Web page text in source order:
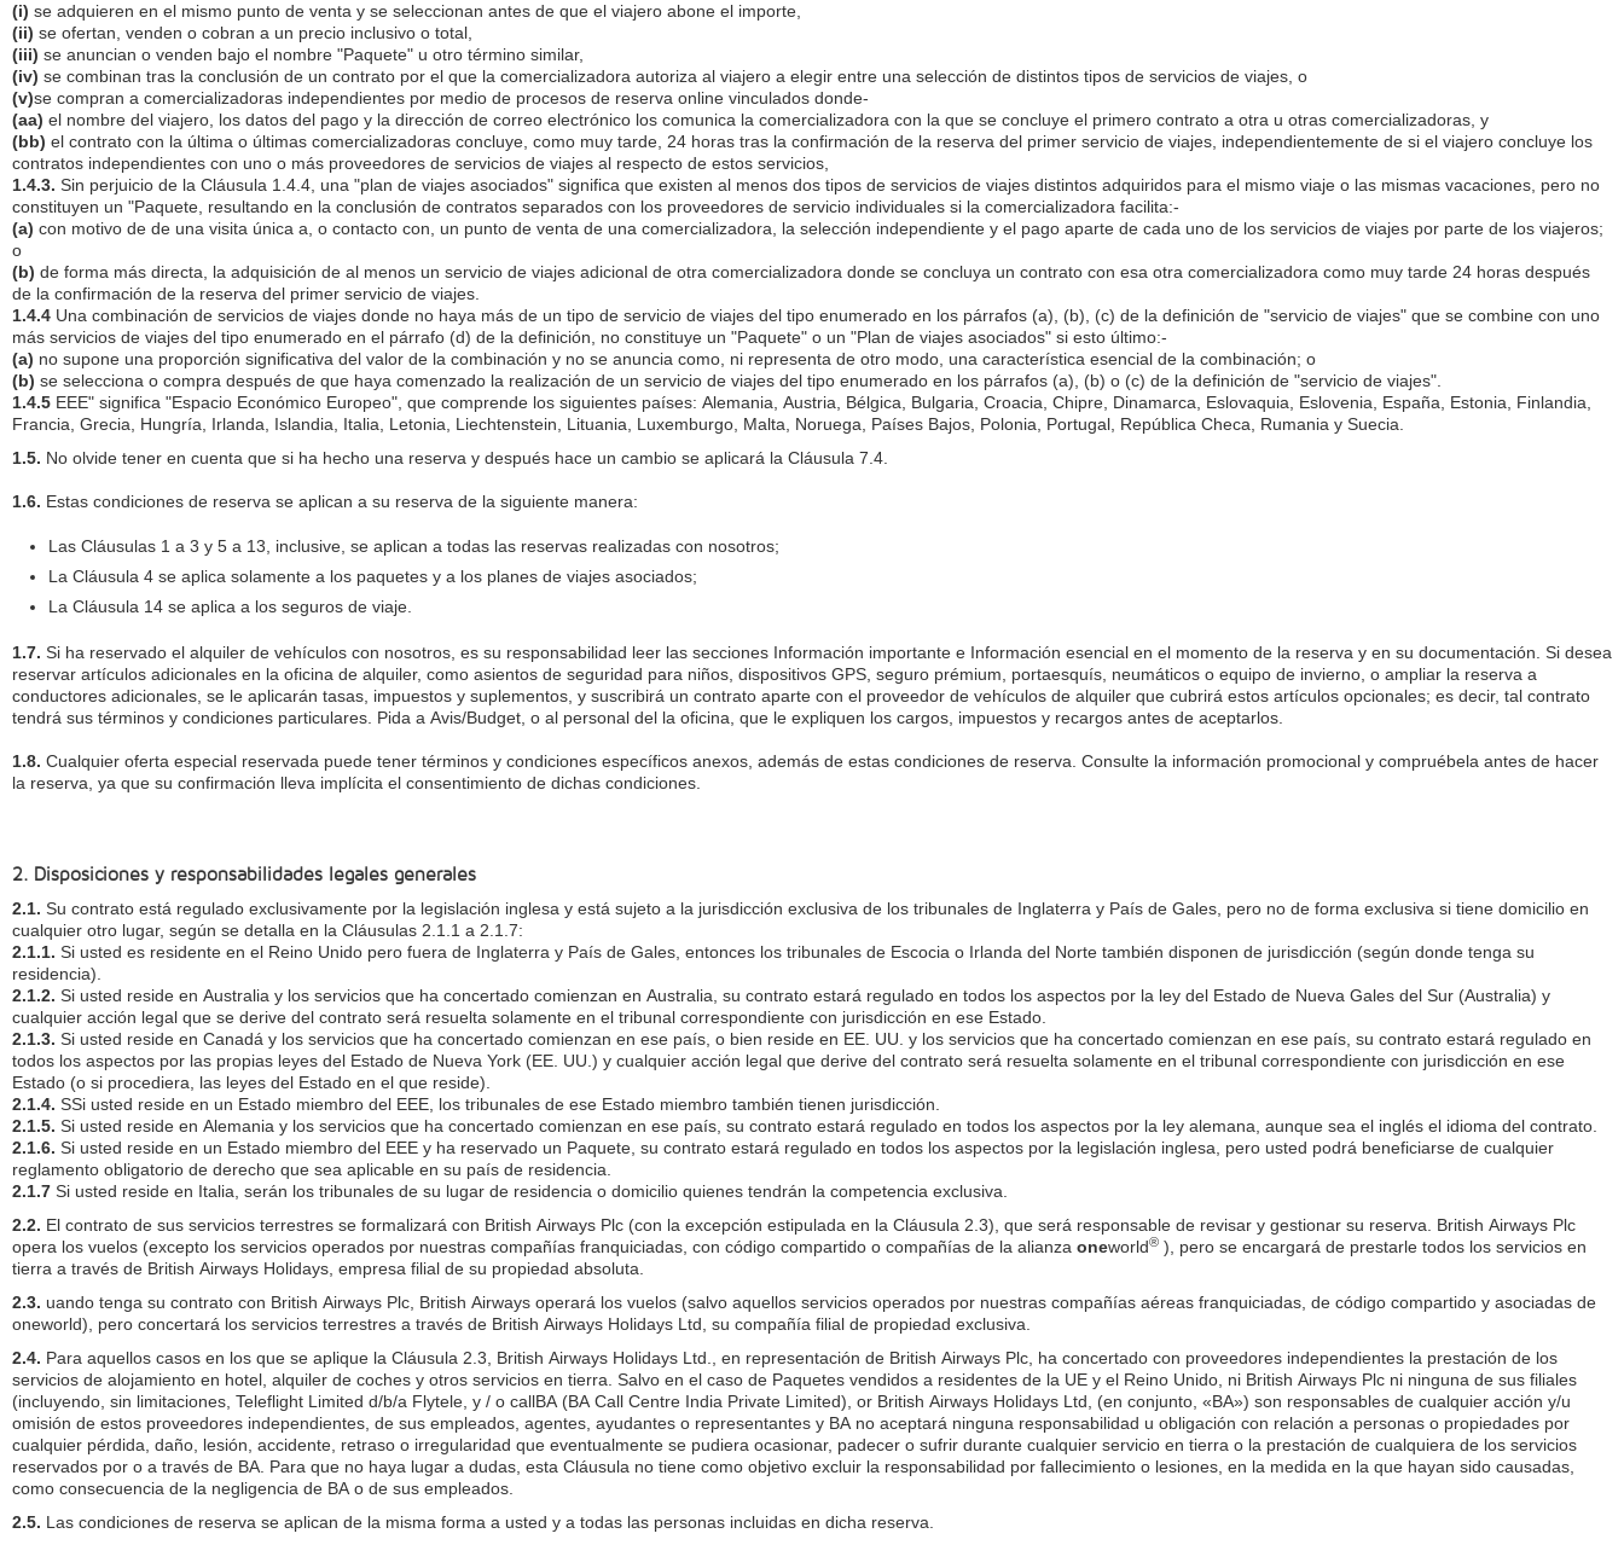
(i) se adquieren en el mismo punto de venta y se seleccionan antes de que el viajero abone el importe,
(ii) se ofertan, venden o cobran a un precio inclusivo o total,
(iii) se anuncian o venden bajo el nombre "Paquete" u otro término similar,
(iv) se combinan tras la conclusión de un contrato por el que la comercializadora autoriza al viajero a elegir entre una selección de distintos tipos de servicios de viajes, o
(v)se compran a comercializadoras independientes por medio de procesos de reserva online vinculados donde-
(aa) el nombre del viajero, los datos del pago y la dirección de correo electrónico los comunica la comercializadora con la que se concluye el primero contrato a otra u otras comercializadoras, y
(bb) el contrato con la última o últimas comercializadoras concluye, como muy tarde, 24 horas tras la confirmación de la reserva del primer servicio de viajes, independientemente de si el viajero concluye los
contratos independientes con uno o más proveedores de servicios de viajes al respecto de estos servicios,
1.4.3. Sin perjuicio de la Cláusula 1.4.4, una "plan de viajes asociados" significa que existen al menos dos tipos de servicios de viajes distintos adquiridos para el mismo viaje o las mismas vacaciones, pero no
constituyen un "Paquete, resultando en la conclusión de contratos separados con los proveedores de servicio individuales si la comercializadora facilita:-
(a) con motivo de de una visita única a, o contacto con, un punto de venta de una comercializadora, la selección independiente y el pago aparte de cada uno de los servicios de viajes por parte de los viajeros;
o
(b) de forma más directa, la adquisición de al menos un servicio de viajes adicional de otra comercializadora donde se concluya un contrato con esa otra comercializadora como muy tarde 24 horas después
de la confirmación de la reserva del primer servicio de viajes.
1.4.4 Una combinación de servicios de viajes donde no haya más de un tipo de servicio de viajes del tipo enumerado en los párrafos (a), (b), (c) de la definición de "servicio de viajes" que se combine con uno
más servicios de viajes del tipo enumerado en el párrafo (d) de la definición, no constituye un "Paquete" o un "Plan de viajes asociados" si esto último:-
(a) no supone una proporción significativa del valor de la combinación y no se anuncia como, ni representa de otro modo, una característica esencial de la combinación; o
(b) se selecciona o compra después de que haya comenzado la realización de un servicio de viajes del tipo enumerado en los párrafos (a), (b) o (c) de la definición de "servicio de viajes".
1.4.5 EEE" significa "Espacio Económico Europeo", que comprende los siguientes países: Alemania, Austria, Bélgica, Bulgaria, Croacia, Chipre, Dinamarca, Eslovaquia, Eslovenia, España, Estonia, Finlandia,
Francia, Grecia, Hungría, Irlanda, Islandia, Italia, Letonia, Liechtenstein, Lituania, Luxemburgo, Malta, Noruega, Países Bajos, Polonia, Portugal, República Checa, Rumania y Suecia.
1.5. No olvide tener en cuenta que si ha hecho una reserva y después hace un cambio se aplicará la Cláusula 7.4.
1.6. Estas condiciones de reserva se aplican a su reserva de la siguiente manera:
Las Cláusulas 1 a 3 y 5 a 13, inclusive, se aplican a todas las reservas realizadas con nosotros;
La Cláusula 4 se aplica solamente a los paquetes y a los planes de viajes asociados;
La Cláusula 14 se aplica a los seguros de viaje.
1.7. Si ha reservado el alquiler de vehículos con nosotros, es su responsabilidad leer las secciones Información importante e Información esencial en el momento de la reserva y en su documentación. Si desea
reservar artículos adicionales en la oficina de alquiler, como asientos de seguridad para niños, dispositivos GPS, seguro prémium, portaesquís, neumáticos o equipo de invierno, o ampliar la reserva a
conductores adicionales, se le aplicarán tasas, impuestos y suplementos, y suscribirá un contrato aparte con el proveedor de vehículos de alquiler que cubrirá estos artículos opcionales; es decir, tal contrato
tendrá sus términos y condiciones particulares. Pida a Avis/Budget, o al personal del la oficina, que le expliquen los cargos, impuestos y recargos antes de aceptarlos.
1.8. Cualquier oferta especial reservada puede tener términos y condiciones específicos anexos, además de estas condiciones de reserva. Consulte la información promocional y compruébela antes de hacer
la reserva, ya que su confirmación lleva implícita el consentimiento de dichas condiciones.
2. Disposiciones y responsabilidades legales generales
2.1. Su contrato está regulado exclusivamente por la legislación inglesa y está sujeto a la jurisdicción exclusiva de los tribunales de Inglaterra y País de Gales, pero no de forma exclusiva si tiene domicilio en
cualquier otro lugar, según se detalla en la Cláusulas 2.1.1 a 2.1.7:
2.1.1. Si usted es residente en el Reino Unido pero fuera de Inglaterra y País de Gales, entonces los tribunales de Escocia o Irlanda del Norte también disponen de jurisdicción (según donde tenga su
residencia).
2.1.2. Si usted reside en Australia y los servicios que ha concertado comienzan en Australia, su contrato estará regulado en todos los aspectos por la ley del Estado de Nueva Gales del Sur (Australia) y
cualquier acción legal que se derive del contrato será resuelta solamente en el tribunal correspondiente con jurisdicción en ese Estado.
2.1.3. Si usted reside en Canadá y los servicios que ha concertado comienzan en ese país, o bien reside en EE. UU. y los servicios que ha concertado comienzan en ese país, su contrato estará regulado en
todos los aspectos por las propias leyes del Estado de Nueva York (EE. UU.) y cualquier acción legal que derive del contrato será resuelta solamente en el tribunal correspondiente con jurisdicción en ese
Estado (o si procediera, las leyes del Estado en el que reside).
2.1.4. SSi usted reside en un Estado miembro del EEE, los tribunales de ese Estado miembro también tienen jurisdicción.
2.1.5. Si usted reside en Alemania y los servicios que ha concertado comienzan en ese país, su contrato estará regulado en todos los aspectos por la ley alemana, aunque sea el inglés el idioma del contrato.
2.1.6. Si usted reside en un Estado miembro del EEE y ha reservado un Paquete, su contrato estará regulado en todos los aspectos por la legislación inglesa, pero usted podrá beneficiarse de cualquier
reglamento obligatorio de derecho que sea aplicable en su país de residencia.
2.1.7 Si usted reside en Italia, serán los tribunales de su lugar de residencia o domicilio quienes tendrán la competencia exclusiva.
2.2. El contrato de sus servicios terrestres se formalizará con British Airways Plc (con la excepción estipulada en la Cláusula 2.3), que será responsable de revisar y gestionar su reserva. British Airways Plc
opera los vuelos (excepto los servicios operados por nuestras compañías franquiciadas, con código compartido o compañías de la alianza oneworld® ), pero se encargará de prestarle todos los servicios en
tierra a través de British Airways Holidays, empresa filial de su propiedad absoluta.
2.3. uando tenga su contrato con British Airways Plc, British Airways operará los vuelos (salvo aquellos servicios operados por nuestras compañías aéreas franquiciadas, de código compartido y asociadas de
oneworld), pero concertará los servicios terrestres a través de British Airways Holidays Ltd, su compañía filial de propiedad exclusiva.
2.4. Para aquellos casos en los que se aplique la Cláusula 2.3, British Airways Holidays Ltd., en representación de British Airways Plc, ha concertado con proveedores independientes la prestación de los
servicios de alojamiento en hotel, alquiler de coches y otros servicios en tierra. Salvo en el caso de Paquetes vendidos a residentes de la UE y el Reino Unido, ni British Airways Plc ni ninguna de sus filiales
(incluyendo, sin limitaciones, Teleflight Limited d/b/a Flytele, y / o callBA (BA Call Centre India Private Limited), or British Airways Holidays Ltd, (en conjunto, «BA») son responsables de cualquier acción y/u
omisión de estos proveedores independientes, de sus empleados, agentes, ayudantes o representantes y BA no aceptará ninguna responsabilidad u obligación con relación a personas o propiedades por
cualquier pérdida, daño, lesión, accidente, retraso o irregularidad que eventualmente se pudiera ocasionar, padecer o sufrir durante cualquier servicio en tierra o la prestación de cualquiera de los servicios
reservados por o a través de BA. Para que no haya lugar a dudas, esta Cláusula no tiene como objetivo excluir la responsabilidad por fallecimiento o lesiones, en la medida en la que hayan sido causadas,
como consecuencia de la negligencia de BA o de sus empleados.
2.5. Las condiciones de reserva se aplican de la misma forma a usted y a todas las personas incluidas en dicha reserva.